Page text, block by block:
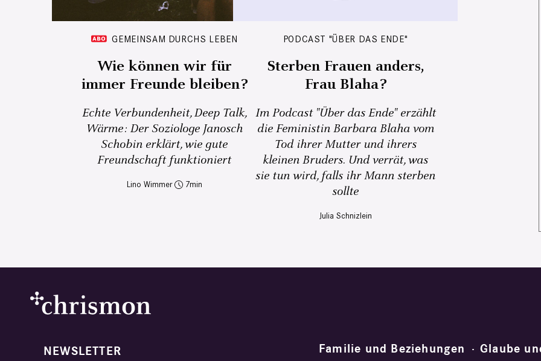
GEMEINSAM DURCHS LEBEN
Wie können wir für
immer Freunde bleiben?
Echte Verbundenheit, Deep Talk,
Wärme: Der Soziologe Janosch
Schobin erklärt, wie gute
Freundschaft funktioniert
Lino Wimmer 7
PODCAST "ÜBER DAS ENDE"
Sterben Frauen anders,
Frau Blaha?
Im Podcast "Über das Ende" erzählt
die Feministin Barbara Blaha vom
Tod ihrer Mutter und ihrers
kleinen Bruders. Und verrät, was
sie tun wird, falls ihr Mann sterben
sollte
Julia Schnizlein
NEWSLETTER
Familie und Beziehungen
Glaube